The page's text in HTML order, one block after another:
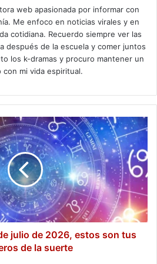
web apasionada por informar con
Me enfoco en noticias virales y en
cotidiana. Recuerdo siempre ver las
después de la escuela y comer juntos
los k-dramas y procuro mantener un
con mi vida espiritual.
julio de 2026, estos son tus
de la suerte